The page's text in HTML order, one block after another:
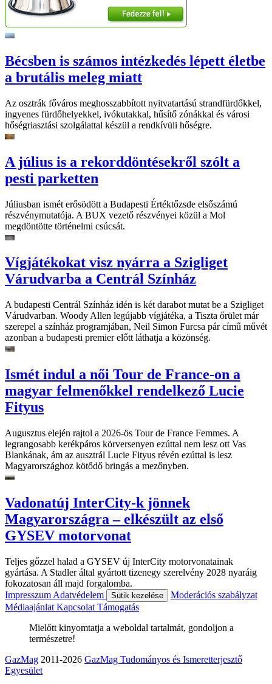
Bécsben is számos intézkedés lépett életbe
a brutális meleg miatt
Az osztrák főváros meghosszabbított nyitvatartású strandfürdőkkel,
ingyenes fürdőhelyekkel, ivókutakkal, hűsítő zónákkal és városi
hőségriasztási szolgálattal készül a rendkívüli hőségre.
A július is a rekorddöntésekről szólt a
pesti parketten
Júliusban ismét erősödött a Budapesti Értéktőzsde elsőszámú
részvénymutatója. A BUX vezető részvényei közül a Mol
megdöntötte történelmi csúcsát.
Vígjátékokat visz nyárra a Szigliget
Várudvarba a Centrál Színház
A budapesti Centrál Színház idén is két darabot mutat be a Szigliget
Várudvarban. Woody Allen legújabb vígjátéka, a Tiszta őrület már
szerepel a színház programjában, Neil Simon Furcsa pár című művét
azonban a budapesti premier előtt láthatja a közönség.
Ismét indul a női Tour de France-on a
magyar felmenőkkel rendelkező Lucie
Fityus
Augusztus elején rajtol a 2026-ös Tour de France Femmes. A
legrangosabb kerékpáros körversenyen ezúttal nem lesz ott Vas
Blankának, ám az ausztrál Lucie Fityus révén ezúttal is lesz
Magyarországhoz kötődő bringás a mezőnyben.
Vadonatúj InterCity-k jönnek
Magyarországra – elkészült az első
GYSEV motorvonat
Teljes gőzzel halad a GYSEV új InterCity motorvonatainak
gyártása. A Stadler által gyártott tizenegy szerelvény 2028 nyaráig
fokozatosan áll majd forgalomba.
Impresszum Adatvédelem Sütik kezelése
Moderációs szabályzat
Médiaajánlat Kapcsolat Támogatás
Mielőtt kinyomtatja a weboldal tartalmát, gondoljon a
természetre!
GazMag 2011-2026 GazMag Tudományos és Ismeretterjesztő
Egyesület